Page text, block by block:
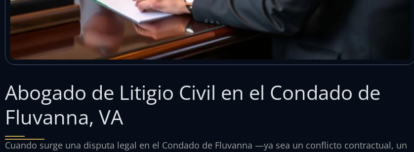
Abogado de Litigio Civil en el Condado de
Fluvanna, VA
Cuando surge una disputa legal en el Condado de Fluvanna —ya sea un conflicto contractual, un